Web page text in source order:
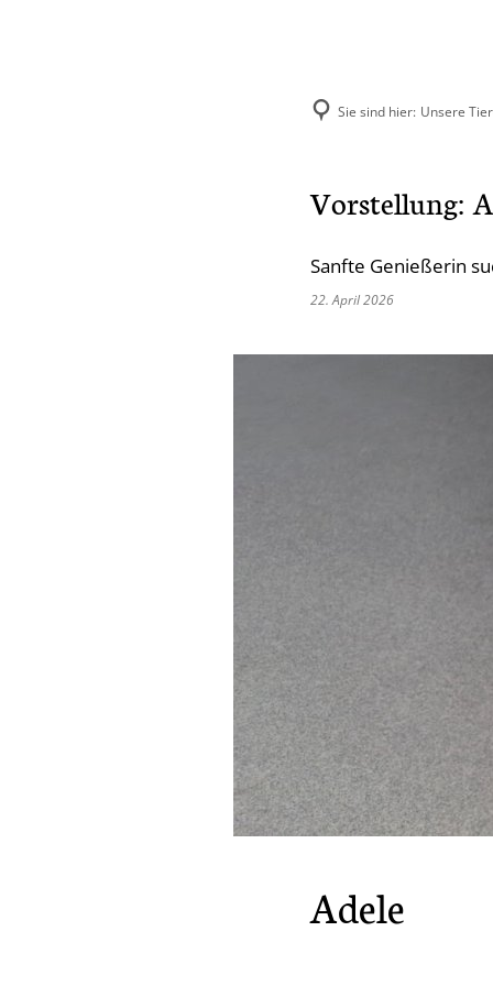
Aktuelles
Hunde
Sie sind hier: Unsere
Vorstellung:
Sanfte Genießerin
22. April 2026
Adele